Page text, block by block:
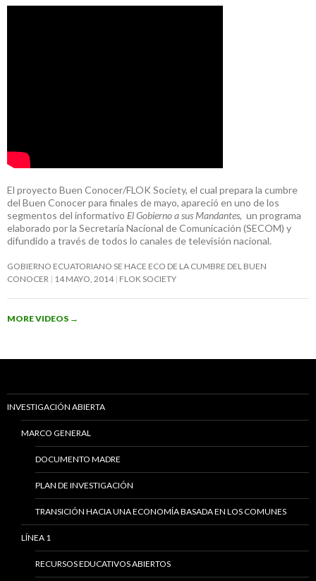
El proyecto Buen Conocer/FLOK Society, el cual prepara la cumbre
del Buen Conocer para finales de mayo, apareció en uno de los
segmentos del informativo El Gobierno a sus Mandantes, un programa
elaborado por la Secretaría Nacional de Comunicación (SECOM) y
difundido a través de todos lo canales de televisión nacional.
GOBIERNO ECUATORIANO SE HACE ECO DE LA CUMBRE DEL BUEN
CONOCER
14 MAYO, 2014 FLOK SOCIETY
MORE VIDEOS →
INVESTIGACIÓN ABIERTA
MARCO GENERAL
DOCUMENTO MADRE
PLAN DE INVESTIGACIÓN
TRANSICIÓN HACIA UNA ECONOMÍA BASADA EN LOS COMUNES
LÍNEA 1
RECURSOS EDUCATIVOS ABIERTOS